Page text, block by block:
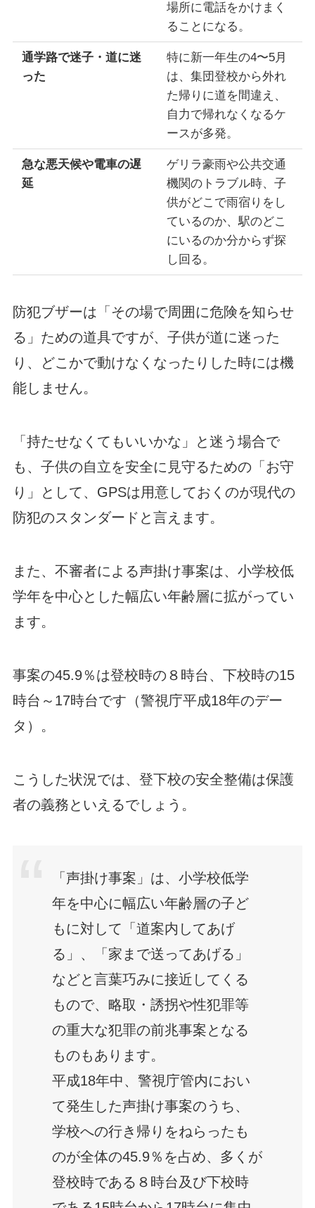
場所に電話をかけまく
ることになる。
通学路で迷子・道に迷
った
特に新一年生の4〜5月
は、集団登校から外れ
た帰りに道を間違え、
自力で帰れなくなるケ
ースが多発。
急な悪天候や電車の遅
延
ゲリラ豪雨や公共交通
機関のトラブル時、子
供がどこで雨宿りをし
ているのか、駅のどこ
にいるのか分からず探
し回る。
防犯ブザーは「その場で周囲に危険を知らせ
る」ための道具ですが、子供が道に迷った
り、どこかで動けなくなったりした時には機
能しません。
「持たせなくてもいいかな」と迷う場合で
も、子供の自立を安全に見守るための「お守
り」として、GPSは用意しておくのが現代の
防犯のスタンダードと言えます。
また、不審者による声掛け事案は、小学校低
学年を中心とした幅広い年齢層に拡がってい
ます。
事案の45.9％は登校時の８時台、下校時の15
時台～17時台です（警視庁平成18年のデー
タ）。
こうした状況では、登下校の安全整備は保護
者の義務といえるでしょう。
「声掛け事案」は、小学校低学
年を中心に幅広い年齢層の子ど
もに対して「道案内してあげ
る」、「家まで送ってあげる」
などと言葉巧みに接近してくる
もので、略取・誘拐や性犯罪等
の重大な犯罪の前兆事案となる
ものもあります。
平成18年中、警視庁管内におい
て発生した声掛け事案のうち、
学校への行き帰りをねらったも
のが全体の45.9％を占め、多くが
登校時である８時台及び下校時